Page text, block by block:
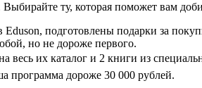
Выбирайте ту, которая поможет вам
Eduson, подготовлены подарки за
но не дороже первого.
их каталог и 2 книги из
программа дороже 30 000 рублей.